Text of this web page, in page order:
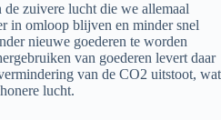
zuivere lucht die we allemaal
in omloop blijven en minder snel
nieuwe goederen te worden
van goederen levert daar
van de CO2 uitstoot, wat
lucht.